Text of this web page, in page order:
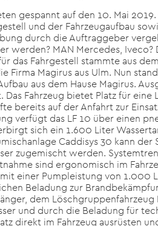
gespannt auf den 10. Mai
und der Fahrzeugaufbau
durch die Auftraggeber
werden? MAN Mercedes,
das Fahrgestell stammte aus
Firma Magirus aus Ulm. Nun
aus dem Hause Magirus.
Das Fahrzeug bietet Platz für
bereits auf der Anfahrt zur
verfügt das LF 10 über einen
sich ein 1.600 Liter
Caddisys 30 kann
zugemischt werden.
sind ergonomisch im
einer Pumpleistung von 1.000
Beladung zur
dem
und durch die Beladung für
direkt im Fahrzeug ausrüsten